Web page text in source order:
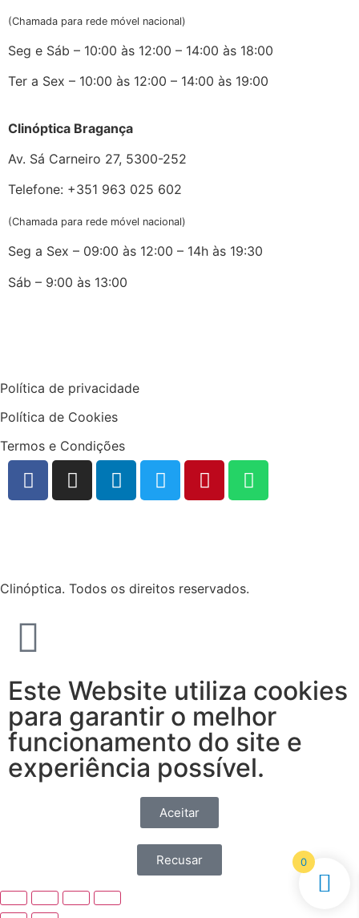
(Chamada para rede móvel nacional)
Seg e Sáb – 10:00 às 12:00 – 14:00 às 18:00
Ter a Sex – 10:00 às 12:00 – 14:00 às 19:00
Clinóptica Bragança
Av. Sá Carneiro 27, 5300-252
Telefone: +351 963 025 602
(Chamada para rede móvel nacional)
Seg a Sex – 09:00 às 12:00 – 14h às 19:30
Sáb – 9:00 às 13:00
Política de privacidade
Política de Cookies
Termos e Condições
Clinóptica. Todos os direitos reservados.
0
Este Website utiliza cookies
para garantir o melhor
funcionamento do site e
experiência possível.
Aceitar
Recusar